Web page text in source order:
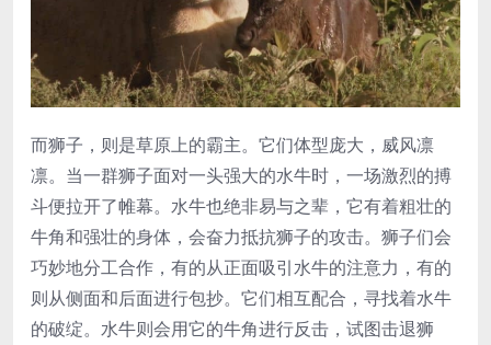
而狮子，则是草原上的霸主。它们体型庞大，威风凛
凛。当一群狮子面对一头强大的水牛时，一场激烈的搏
斗便拉开了帷幕。水牛也绝非易与之辈，它有着粗壮的
牛角和强壮的身体，会奋力抵抗狮子的攻击。狮子们会
巧妙地分工合作，有的从正面吸引水牛的注意力，有的
则从侧面和后面进行包抄。它们相互配合，寻找着水牛
的破绽。水牛则会用它的牛角进行反击，试图击退狮